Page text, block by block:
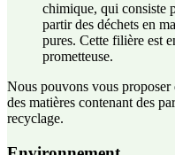
chimique, qui consiste
partir des déchets en
pures. Cette filière est
prometteuse.
Nous pouvons vous proposer
des matières contenant des
recyclage.